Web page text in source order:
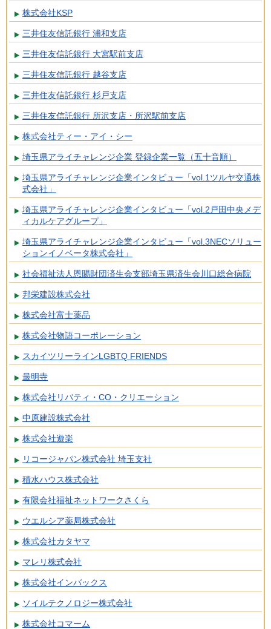
株式会社KSP
三井住友信託銀行 浦和支店
三井住友信託銀行 大宮駅前支店
三井住友信託銀行 越谷支店
三井住友信託銀行 杉戸支店
三井住友信託銀行 所沢支店・所沢駅前支店
株式会社ティー・アイ・シー
埼玉県アライチャレンジ企業 登録企業一覧（五十音順）
埼玉県アライチャレンジ企業インタビュー「vol.1ツルヤ交通株
式会社」
埼玉県アライチャレンジ企業インタビュー「vol.2戸田中央メデ
ィカルケアグループ」
埼玉県アライチャレンジ企業インタビュー「vol.3NECソリュー
ションイノベータ株式会社」
社会福祉法人恩賜財団済生会支部埼玉県済生会川口総合病院
邦栄建設株式会社
株式会社富士薬品
株式会社物語コーポレーション
スカイツリーラインLGBTQ FRIENDS
最明寺
株式会社リバティ・CO・クリエーション
中原建設株式会社
株式会社遊楽
リコージャパン株式会社 埼玉支社
積水ハウス株式会社
有限会社福祉ネットワークさくら
ウエルシア薬局株式会社
株式会社カタヤマ
マレリ株式会社
株式会社インバックス
ソイルテクノロジー株式会社
株式会社コマーム